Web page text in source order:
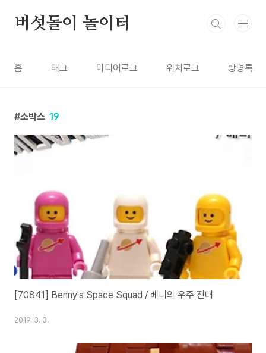
버섯돌이 놀이터
홈 태그 미디어로그 위치로그 방명록
소박스 19
[70841] Benny's Space Squad / 베니의 우주 전대
2019. 3. 3.